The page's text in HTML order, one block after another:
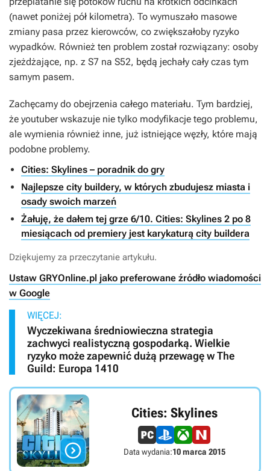
(nawet poniżej pół kilometra). To wymuszało masowe
zmiany pasa przez kierowców, co zwiększałoby ryzyko
wypadków. Również ten problem został rozwiązany: osoby
zjeżdżające, np. z S7 na S52, będą jechały cały czas tym
samym pasem.
Zachęcamy do obejrzenia całego materiału. Tym bardziej,
że youtuber wskazuje nie tylko modyfikacje tego problemu,
ale wymienia również inne, już istniejące węzły, które mają
podobne problemy.
Cities: Skylines – poradnik do gry
Najlepsze city buildery, w których zbudujesz miasta i
osady swoich marzeń
Żałuję, że dałem tej grze 6/10. Cities: Skylines 2 po 8
miesiącach od premiery jest karykaturą city buildera
Dziękujemy za przeczytanie artykułu.
Ustaw GRYOnline.pl jako preferowane źródło wiadomości
w Google
WIĘCEJ:
Wyczekiwana średniowieczna strategia
zachwyci realistyczną gospodarką. Wielkie
ryzyko może zapewnić dużą przewagę w The
Guild: Europa 1410

Cities: Skylines
Data wydania:10 marca 2015